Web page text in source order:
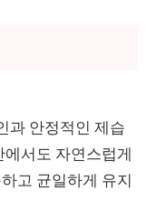
과 안정적인 제습
서도 자연스럽게
고 균일하게 유지